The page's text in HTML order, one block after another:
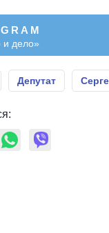
и дело»
Депутат